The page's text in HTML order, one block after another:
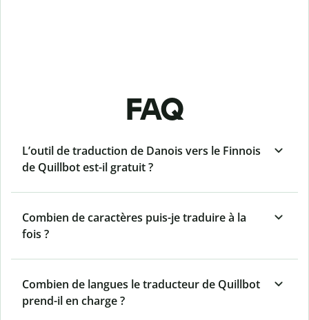
FAQ
L’outil de traduction de Danois vers le Finnois
de Quillbot est-il gratuit ?
Combien de caractères puis-je traduire à la
fois ?
Combien de langues le traducteur de Quillbot
prend-il en charge ?